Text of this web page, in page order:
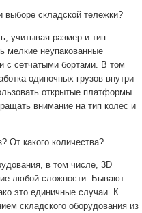
выборе складской тележки?
учитывая размер и тип
мелкие неупакованные
с сетчатыми бортами. В том
одиночных грузов внутри
открытые платформы
внимание на тип колес и
От какого количества?
в том числе, 3D
любой сложности. Бывают
это единичные случаи. К
складского оборудования из